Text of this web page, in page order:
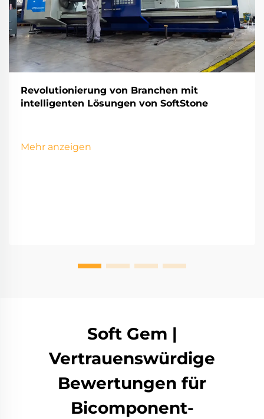
Revolutionierung von Branchen mit
intelligenten Lösungen von SoftStone
Mehr anzeigen
Soft Gem |
Vertrauenswürdige
Bewertungen für
Bicomponent-